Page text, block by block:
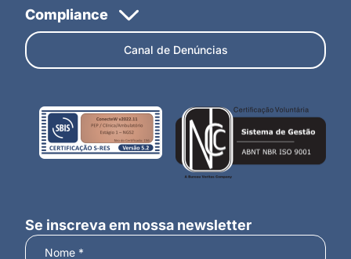
Canal de Denúncias
Se inscreva em nossa newsletter